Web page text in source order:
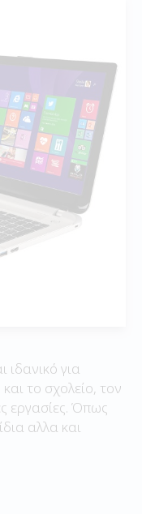
ιδανικό για
το σχολείο, τον
εργασίες. Όπως
αλλα και